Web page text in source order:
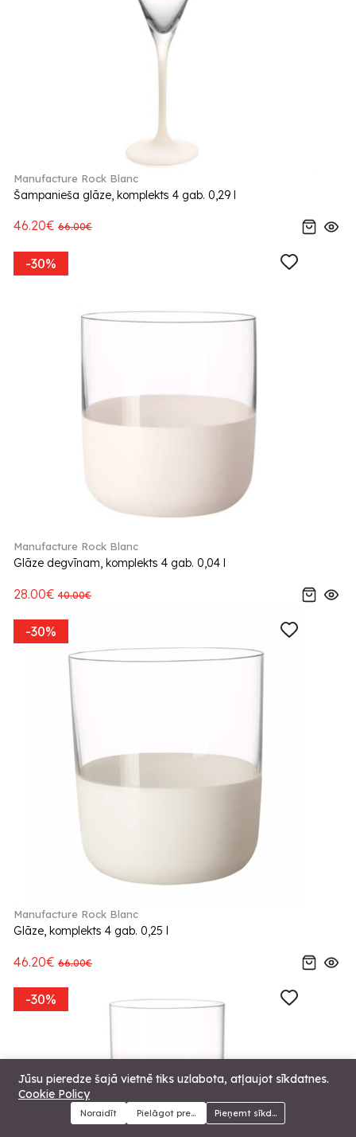
Menu Kategorijas Meklēt Grozs
Manufacture Rock Blanc
Šampanieša glāze, komplekts 4 gab. 0,29 l
46.20€ 66.00€
-30%
Manufacture Rock Blanc
Glāze degvīnam, komplekts 4 gab. 0,04 l
28.00€ 40.00€
-30%
Manufacture Rock Blanc
Glāze, komplekts 4 gab. 0,25 l
46.20€ 66.00€
-30%
Jūsu pieredze šajā vietnē tiks uzlabota, atļaujot sīkdatnes.
Cookie Policy
Noraidīt Pielāgot preferencesPieņemt sīkdatnes